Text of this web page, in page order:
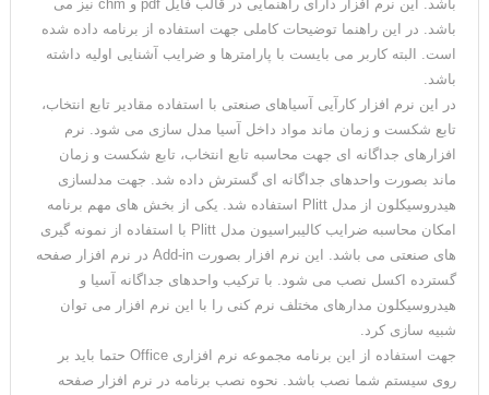
باشد. این نرم افزار دارای راهنمایی در قالب فایل pdf و chm نیز می
باشد. در این راهنما توضیحات کاملی جهت استفاده از برنامه داده شده
است. البته کاربر می بایست با پارامترها و ضرایب آشنایی اولیه داشته
باشد.
در این نرم افزار کارآیی آسیاهای صنعتی با استفاده مقادیر تابع انتخاب،
تابع شکست و زمان ماند مواد داخل آسیا مدل سازی می شود. نرم
افزارهای جداگانه ای جهت محاسبه تابع انتخاب، تابع شکست و زمان
ماند بصورت واحدهای جداگانه ای گسترش داده شد. جهت مدلسازی
هیدروسیکلون از مدل Plitt استفاده شد. یکی از بخش های مهم برنامه
امکان محاسبه ضرایب کالیبراسیون مدل Plitt با استفاده از نمونه گیری
های صنعتی می باشد. این نرم افزار بصورت Add-in در نرم افزار صفحه
گسترده اکسل نصب می شود. با ترکیب واحدهای جداگانه آسیا و
هیدروسیکلون مدارهای مختلف نرم کنی را با این نرم افزار می توان
شبیه سازی کرد.
جهت استفاده از این برنامه مجموعه نرم افزاری Office حتما باید بر
روی سیستم شما نصب باشد. نحوه نصب برنامه در نرم افزار صفحه